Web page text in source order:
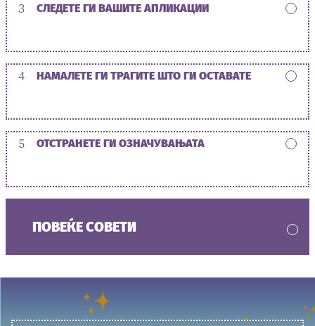
3 СЛЕДЕТЕ ГИ ВАШИТЕ АПЛИКАЦИИ
4 НАМАЛЕТЕ ГИ ТРАГИТЕ ШТО ГИ ОСТАВАТЕ
5 ОТСТРАНЕТЕ ГИ ОЗНАЧУВАЊАТА
ПОВЕЌЕ СОВЕТИ